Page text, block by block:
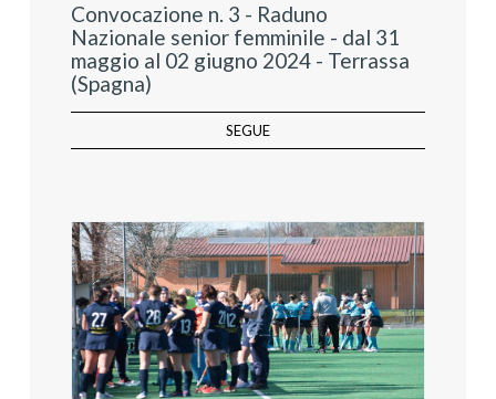
Convocazione n. 3 - Raduno
Nazionale senior femminile - dal 31
maggio al 02 giugno 2024 - Terrassa
(Spagna)
SEGUE